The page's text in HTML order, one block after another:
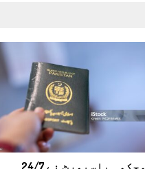
محکمہ پاسپورٹ نے 24/7